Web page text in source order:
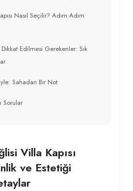
Nasıl Seçilir? Adım Adım
Edilmesi Gerekenler: Sık
Sahadan Bir Not
Sorular
Villa Kapısı
ve Estetiği